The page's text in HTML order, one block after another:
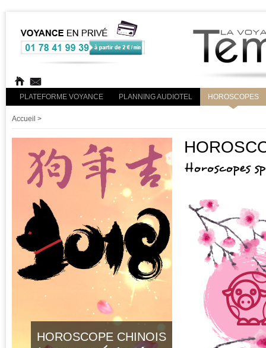
PLATEFORME VOYANCE PLANNING AUDIOTEL HOROSCOPES
Accueil >
HOROSCOPE CHINOIS
Horoscopes